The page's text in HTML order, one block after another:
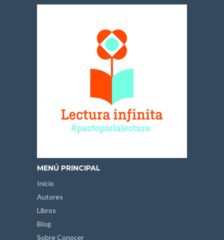
MENÚ PRINCIPAL
Inicio
Autores
Libros
Blog
Sobre Conocer